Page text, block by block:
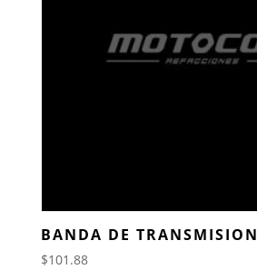
BANDA DE TRANSMISION
$101.88